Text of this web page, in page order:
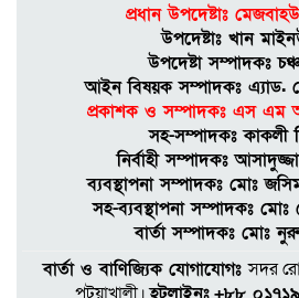
কলাপাড়ায়
সংকট:
আমতলীতে
সড়ক দেবে
অনিয়মের
কলাপাড়ায়
অভিযোগে
প্রধান উপদেষ্টাঃ
উপদেষ্টাঃ খান
উপদেষ্টা সম্পাদকঃ
আইন বিষয়ক সম্পাদকঃ এ্যাড.
প্রকাশক ও সম্পাদকঃ এস এম
সহ-সম্পাদকঃ কাকলী
নির্বাহী সম্পাদকঃ
ব্যবস্থাপনা সম্পাদকঃ মােঃ
সহ-ব্যবস্থাপনা সম্পাদকঃ
বার্তা সম্পাদকঃ মােঃ
বার্তা ও বাণিজ্যিক যোগাযোগঃসদর